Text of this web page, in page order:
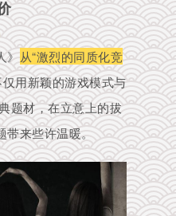
》从“激烈的同质化竞
用新颖的游戏模式与
题材，在立意上的拔
带来些许温暖。